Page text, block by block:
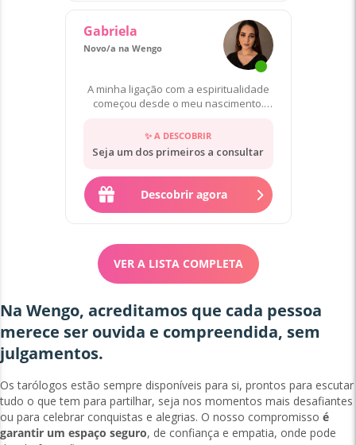
Gabriela
Novo/a na Wengo
A minha ligação com a espiritualidade
começou desde o meu nascimento.
✨ A DESCOBRIR
Seja um dos primeiros a consultar
Descobrir agora
VER A LISTA COMPLETA
Na Wengo, acreditamos que cada pessoa
merece ser ouvida e compreendida, sem
julgamentos.
Os tarólogos estão sempre disponíveis para si, prontos para escutar
tudo o que tem para partilhar, seja nos momentos mais desafiantes
ou para celebrar conquistas e alegrias. O nosso compromisso é
garantir um espaço seguro, de confiança e empatia, onde pode